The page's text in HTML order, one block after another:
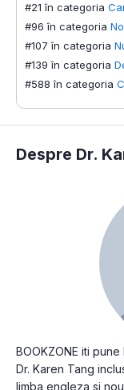
#21 în categoria
#96 în categoria
#107 în categoria
#139 în categoria
#588 în categoria
Despre Dr.
BOOKZONE iti
Dr. Karen Tang
limba engleza si